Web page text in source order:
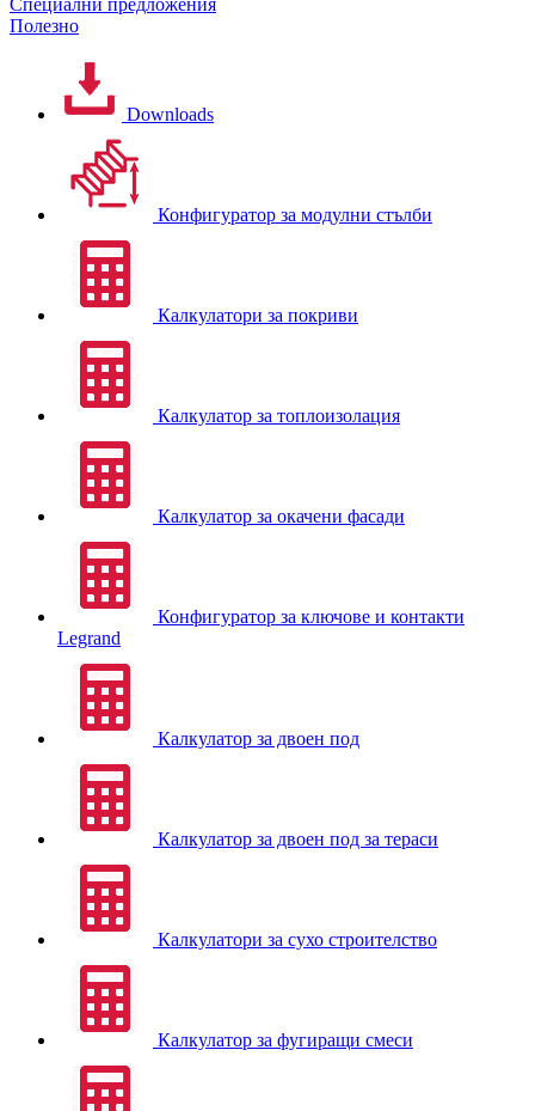
Специални предложения
Полезно
Downloads
Конфигуратор за модулни стълби
Калкулатори за покриви
Калкулатор за топлоизолация
Калкулатор за окачени фасади
Конфигуратор за ключове и контакти
Legrand
Калкулатор за двоен под
Калкулатор за двоен под за тераси
Калкулатори за сухо строителство
Калкулатор за фугиращи смеси